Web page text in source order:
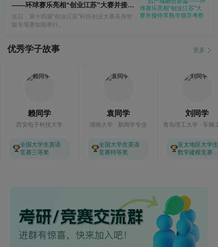
——环球赛乐亮相“创业江苏”大赛并接待
常熟市领导考察
近日，第十四届“创业江苏”科技创业大赛具身智
能专项赛如期举行。
优秀学子故事 更多
赖同学
西安电子科技大学
全国大学生英语
竞赛三等奖
袁同学
湖南大学 · 新闻学专业
全国大学生英语
竞赛特等奖
刘同学
亚太地区大学生
数学建模竞赛二